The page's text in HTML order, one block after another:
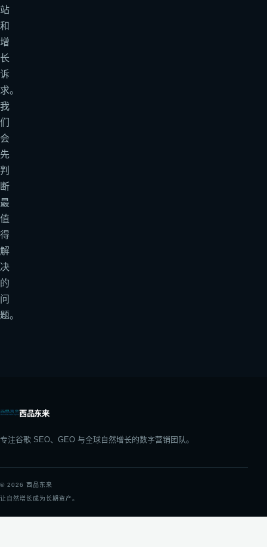
站
和
增
长
诉
求。
我
们
会
先
判
断
最
值
得
解
决
的
问
题。
西品东来
专注谷歌 SEO、GEO 与全球自然增长的数字营销团队。
© 2026 西品东来
让自然增长成为长期资产。